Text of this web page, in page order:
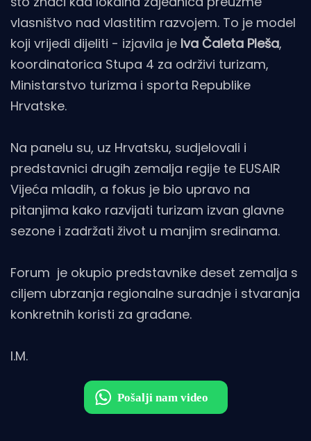
vlasništvo nad vlastitim razvojem. To je model
koji vrijedi dijeliti - izjavila je Iva Čaleta Pleša,
koordinatorica Stupa 4 za održivi turizam,
Ministarstvo turizma i sporta Republike
Hrvatske.
Na panelu su, uz Hrvatsku, sudjelovali i
predstavnici drugih zemalja regije te EUSAIR
Vijeća mladih, a fokus je bio upravo na
pitanjima kako razvijati turizam izvan glavne
sezone i zadržati život u manjim sredinama.
Forum je okupio predstavnike deset zemalja s
ciljem ubrzanja regionalne suradnje i stvaranja
konkretnih koristi za građane.
I.M.